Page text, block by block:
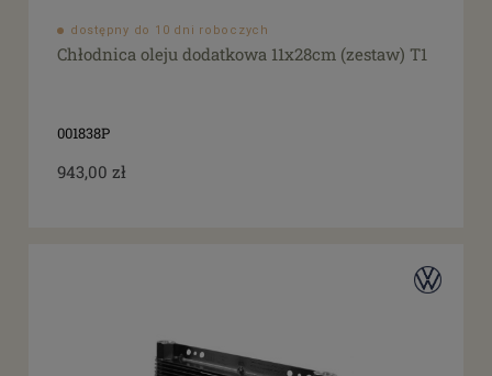
dostępny do 10 dni roboczych
Chłodnica oleju dodatkowa 11x28cm (zestaw) T1
001838P
943,00 zł